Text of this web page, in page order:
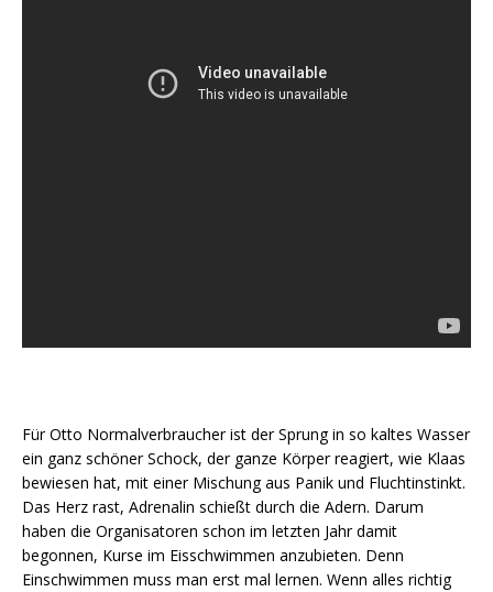
Für Otto Normalverbraucher ist der Sprung in so kaltes Wasser
ein ganz schöner Schock, der ganze Körper reagiert, wie Klaas
bewiesen hat, mit einer Mischung aus Panik und Fluchtinstinkt.
Das Herz rast, Adrenalin schießt durch die Adern. Darum
haben die Organisatoren schon im letzten Jahr damit
begonnen, Kurse im Eisschwimmen anzubieten. Denn
Einschwimmen muss man erst mal lernen. Wenn alles richtig